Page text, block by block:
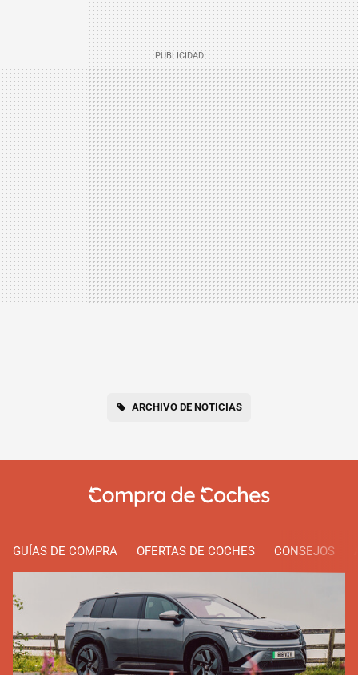
ARCHIVO DE NOTICIAS
GUÍAS DE COMPRA OFERTAS DE COCHES CONSEJOS